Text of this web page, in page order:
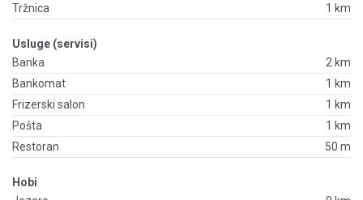
Tržnica
1 km
Usluge (servisi)
Banka
2 km
Bankomat
1 km
Frizerski salon
1 km
Pošta
1 km
Restoran
50 m
Hobi